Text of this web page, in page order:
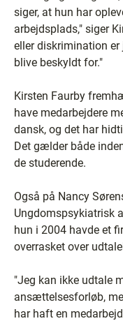
siger, at hun har
arbejdsplads," siger
eller diskrimination
blive beskyldt for."
Kirsten Faurby
have medarbejdere
dansk, og det har
Det gælder både
de studerende.
Også på Nancy
Ungdomspsykiatrisk
hun i 2004 havde et
overrasket over
"Jeg kan ikke udtale
ansættelsesforløb,
har haft en